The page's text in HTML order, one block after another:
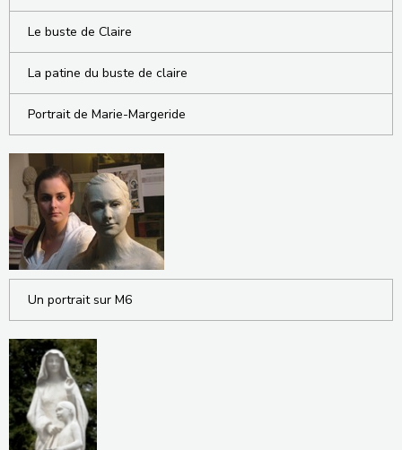
Le buste de Claire
La patine du buste de claire
Portrait de Marie-Margeride
Un portrait sur M6